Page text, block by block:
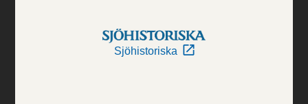
Sjöhistoriska